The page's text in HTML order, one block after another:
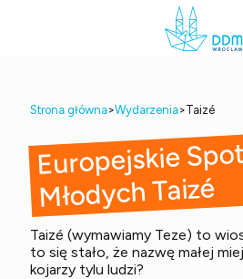
Strona główna>Wydarzenia>Taizé
Europejskie
Młodych Taizé
Taizé (wymawiamy Teze) to
to się stało, że nazwę małej
kojarzy tylu ludzi?